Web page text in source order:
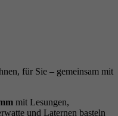
für Sie – gemeinsam mit
mit Lesungen,
und Laternen basteln